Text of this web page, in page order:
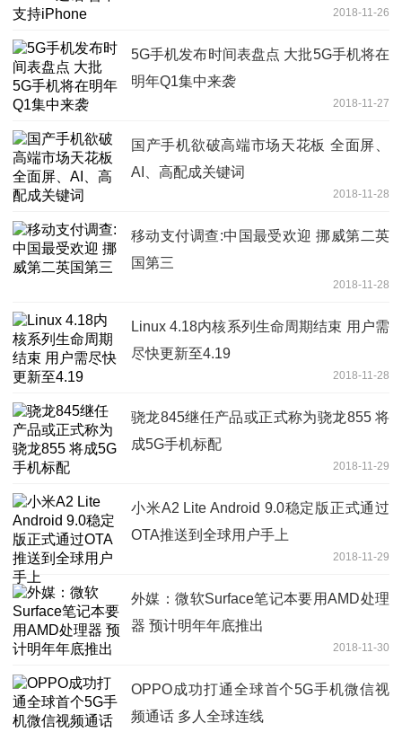
2018-11-26
5G手机发布时间表盘点 大批5G手机将在
明年Q1集中来袭
2018-11-27
国产手机欲破高端市场天花板 全面屏、
AI、高配成关键词
2018-11-28
移动支付调查:中国最受欢迎 挪威第二英
国第三
2018-11-28
Linux 4.18内核系列生命周期结束 用户需
尽快更新至4.19
2018-11-28
骁龙845继任产品或正式称为骁龙855 将
成5G手机标配
2018-11-29
小米A2 Lite Android 9.0稳定版正式通过
OTA推送到全球用户手上
2018-11-29
外媒：微软Surface笔记本要用AMD处理
器 预计明年年底推出
2018-11-30
OPPO成功打通全球首个5G手机微信视
频通话 多人全球连线